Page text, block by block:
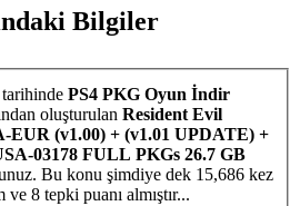
Bilgiler
tarihinde PS4 PKG Oyun İndir
tarafından oluşturulan Resident Evil
EUR (v1.00) + (v1.01 UPDATE) +
03178 FULL PKGs 26.7 GB
kez
28 yorum ve 8 tepki puanı almıştır...